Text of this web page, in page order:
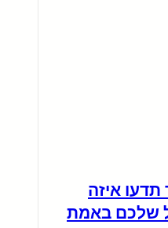
תדעו איזה
שלכם באמת